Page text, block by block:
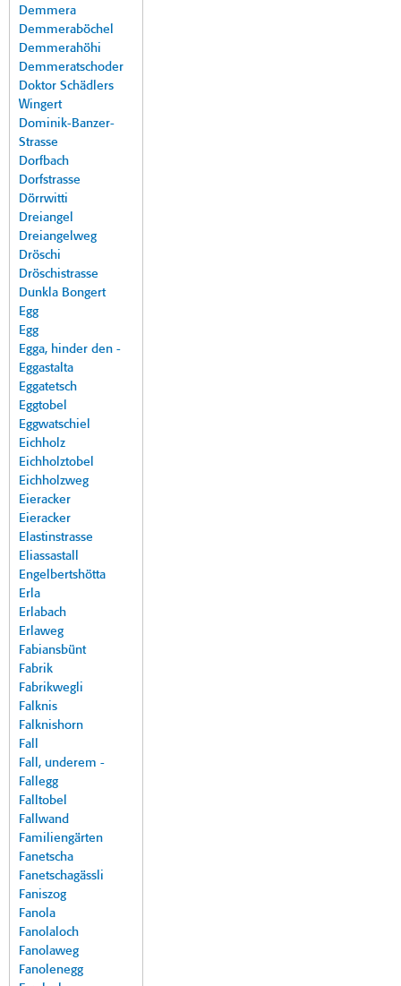
Demmera
Demmeraböchel
Demmerahöhi
Demmeratschoder
Doktor Schädlers
Wingert
Dominik-Banzer-
Strasse
Dorfbach
Dorfstrasse
Dörrwitti
Dreiangel
Dreiangelweg
Dröschi
Dröschistrasse
Dunkla Bongert
Egg
Egg
Egga, hinder den -
Eggastalta
Eggatetsch
Eggtobel
Eggwatschiel
Eichholz
Eichholztobel
Eichholzweg
Eieracker
Eieracker
Elastinstrasse
Eliassastall
Engelbertshötta
Erla
Erlabach
Erlaweg
Fabiansbünt
Fabrik
Fabrikwegli
Falknis
Falknishorn
Fall
Fall, underem -
Fallegg
Falltobel
Fallwand
Familiengärten
Fanetscha
Fanetschagässli
Faniszog
Fanola
Fanolaloch
Fanolaweg
Fanolenegg